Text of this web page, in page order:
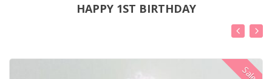
HAPPY 1ST BIRTHDAY
Sale